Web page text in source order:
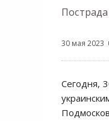
30 мая 2023
Сегодня,